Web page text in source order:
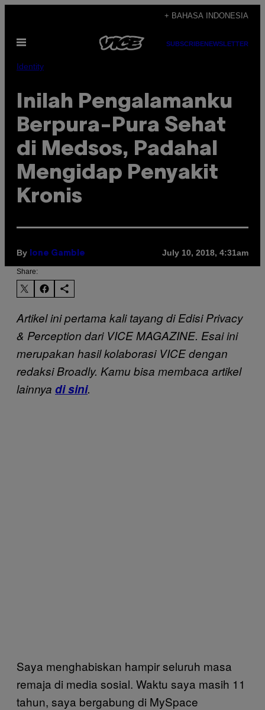
content
+ BAHASA INDONESIA
Open
SUBSCRIBENEWSLETTER
Identity
Inilah Pengalamanku
Berpura-Pura Sehat
di Medsos, Padahal
Mengidap Penyakit
Kronis
By Ione Gamble July 10, 2018, 4:31am
Share:
Artikel ini pertama kali tayang di Edisi Privacy
& Perception dari VICE MAGAZINE. Esai ini
merupakan hasil kolaborasi VICE dengan
redaksi Broadly. Kamu bisa membaca artikel
lainnya di sini.
Saya menghabiskan hampir seluruh masa
remaja di media sosial. Waktu saya masih 11
tahun, saya bergabung di MySpace